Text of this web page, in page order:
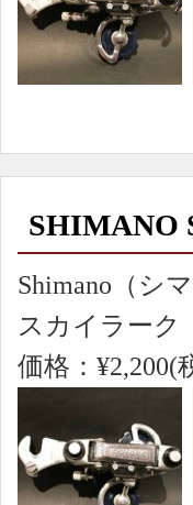
SHIMANO
Shimano（シマ
スカイラー
価格：¥2,200(